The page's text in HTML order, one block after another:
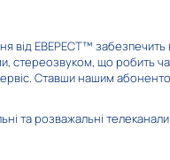
ЕВЕРЕСТ™ забезпечить
стереозвуком, що
Ставши нашим
та розважальні телеканали.